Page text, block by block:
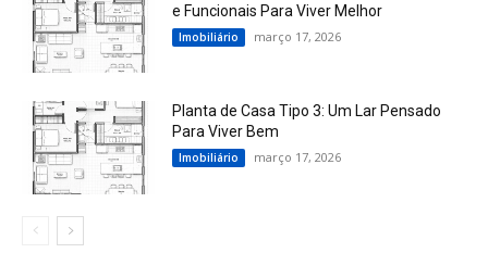
e Funcionais Para Viver Melhor
Imobiliário março 17, 2026
Planta de Casa Tipo 3: Um Lar Pensado
Para Viver Bem
Imobiliário março 17, 2026